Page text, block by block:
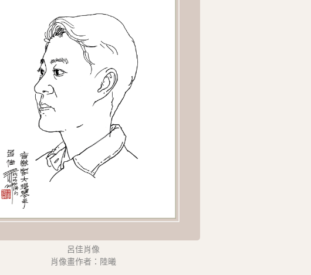
呂佳肖像
肖像畫作者：陸曦